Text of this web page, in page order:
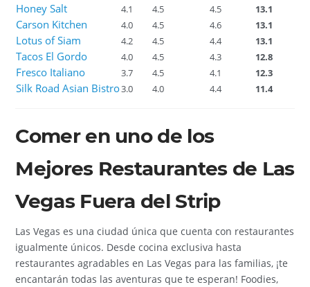
Honey Salt 4.1 4.5 4.5 13.1
Carson Kitchen 4.0 4.5 4.6 13.1
Lotus of Siam 4.2 4.5 4.4 13.1
Tacos El Gordo 4.0 4.5 4.3 12.8
Fresco Italiano 3.7 4.5 4.1 12.3
Silk Road Asian Bistro3.0 4.0 4.4 11.4
Comer en uno de los
Mejores Restaurantes de Las
Vegas Fuera del Strip
Las Vegas es una ciudad única que cuenta con restaurantes
igualmente únicos. Desde cocina exclusiva hasta
restaurantes agradables en Las Vegas para las familias, ¡te
encantarán todas las aventuras que te esperan! Foodies,